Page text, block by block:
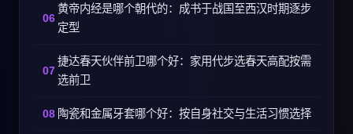
黄帝内经是哪个朝代的：成书于战国至西汉时期逐步
定型
捷达春天伙伴前卫哪个好：家用代步选春天高配按需
选前卫
陶瓷和金属牙套哪个好：按自身社交与生活习惯选择